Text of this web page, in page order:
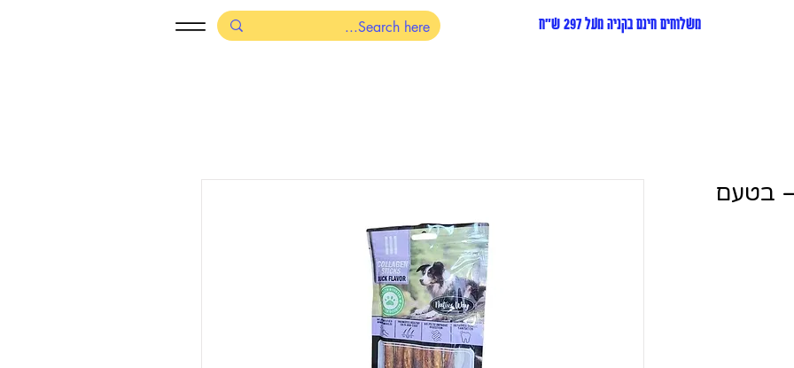
משלוחים חינם בקניה מעל 297 ש"ח
– בטעם